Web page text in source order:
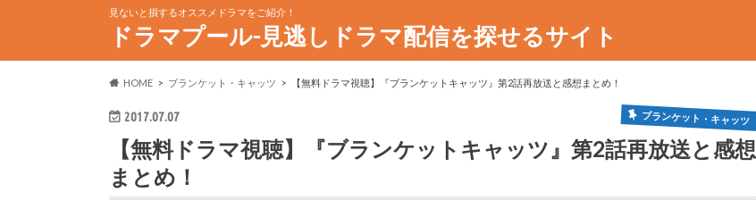
見ないと損するオススメドラマをご紹介！
ドラマプール-見逃しドラマ配信を探せるサイト
HOME ブランケット・キャッツ 【無料ドラマ視聴】『ブランケットキャッツ』第2話再放送と感想まとめ！
2017.07.07 ブランケット・キャッツ
【無料ドラマ視聴】『ブランケットキャッツ』第2話再放送と感想
まとめ！